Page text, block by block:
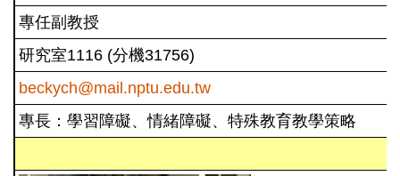
專任副教授
研究室1116 (分機31756)
beckych@mail.nptu.edu.tw
專長：學習障礙、情緒障礙、特殊教育教學策略